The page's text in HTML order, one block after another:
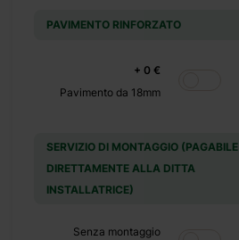
PAVIMENTO RINFORZATO
+ 0 €
Pavimento da 18mm
SERVIZIO DI MONTAGGIO (PAGABILE
DIRETTAMENTE ALLA DITTA
INSTALLATRICE)
Senza montaggio
al tramonto. Lo
per i tuoi
per gli ospiti.